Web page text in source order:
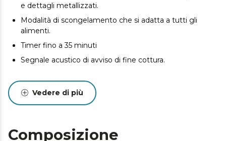
e dettagli metallizzati.
Modalità di scongelamento che si adatta a tutti gli
alimenti.
Timer fino a 35 minuti
Segnale acustico di avviso di fine cottura.
Vedere di più
Composizione